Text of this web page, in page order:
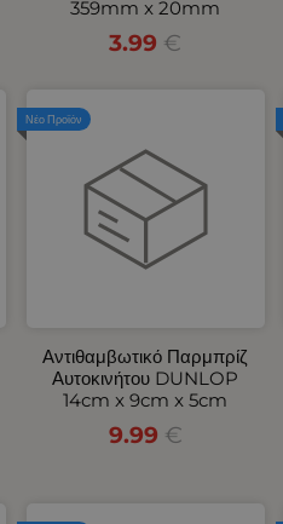
359mm x 20mm
3.99 €
Αντιθαμβωτικό Παρμπρίζ
Αυτοκινήτου DUNLOP
14cm x 9cm x 5cm
9.99 €
Νέο Προϊόν